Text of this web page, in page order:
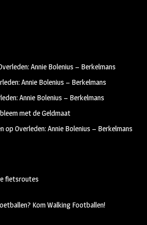
Annie Bolenius – Berkelmans
Annie Bolenius – Berkelmans
Annie Bolenius – Berkelmans
met de Geldmaat
opOverleden: Annie Bolenius – Berkelmans
fietsroutes
Kom Walking Footballen!